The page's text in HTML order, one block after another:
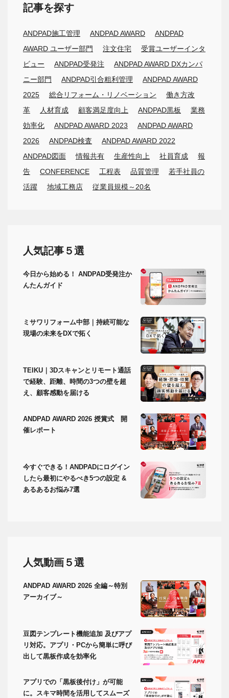
記事を探す
ANDPAD施工管理 ANDPAD AWARD
ANDPAD
AWARD ユーザー部門
注文住宅
受賞ユーザーインタ
ビュー
ANDPAD受発注
ANDPAD AWARD DXカンパ
ニー部門
ANDPAD引合粗利管理
ANDPAD AWARD
2025
総合リフォーム・リノベーション
働き方改
革
人材育成 顧客満足度向上 ANDPAD黒板
業務
効率化
ANDPAD AWARD 2023
ANDPAD AWARD
2026
ANDPAD検査
ANDPAD AWARD 2022
ANDPAD図面
情報共有 生産性向上 社員育成
報
告
CONFERENCE 工程表 品質管理
若手社員の
活躍
地域工務店 従業員規模～20名
人気記事５選
今日から始める！ ANDPAD受発注か
んたんガイド
ミサワリフォーム中部｜持続可能な
現場の未来をDXで拓く
TEIKU｜3Dスキャンとリモート通話
で経験、距離、時間の3つの壁を超
え、顧客感動を届ける
ANDPAD AWARD 2026 授賞式 開
催レポート
今すぐできる！ANDPADにログイン
したら最初にやるべき5つの設定 &
あるあるお悩み7選
人気動画５選
ANDPAD AWARD 2026 全編～特別
アーカイブ～
豆図テンプレート機能追加 及びアプ
リ対応。アプリ・PCから簡単に呼び
出して黒板作成を効率化
アプリでの「黒板後付け」が可能
に。スキマ時間を活用してスムーズ